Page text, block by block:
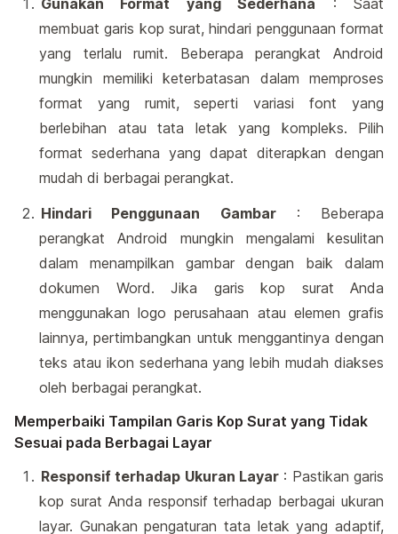
Gunakan Format yang Sederhana : Saat
membuat garis kop surat, hindari penggunaan format
yang terlalu rumit. Beberapa perangkat Android
mungkin memiliki keterbatasan dalam memproses
format yang rumit, seperti variasi font yang
berlebihan atau tata letak yang kompleks. Pilih
format sederhana yang dapat diterapkan dengan
mudah di berbagai perangkat.
Hindari Penggunaan Gambar: Beberapa
perangkat Android mungkin mengalami kesulitan
dalam menampilkan gambar dengan baik dalam
dokumen Word. Jika garis kop surat Anda
menggunakan logo perusahaan atau elemen grafis
lainnya, pertimbangkan untuk menggantinya dengan
teks atau ikon sederhana yang lebih mudah diakses
oleh berbagai perangkat.
Memperbaiki Tampilan Garis Kop Surat yang Tidak
Sesuai pada Berbagai Layar
Responsif terhadap Ukuran Layar : Pastikan garis
kop surat Anda responsif terhadap berbagai ukuran
layar. Gunakan pengaturan tata letak yang adaptif,